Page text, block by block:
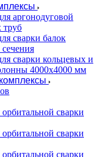
аргонодуговой
труб
сварки балок
сварки кольцевых и
4000x4000 мм
сварки
сварки
сварки